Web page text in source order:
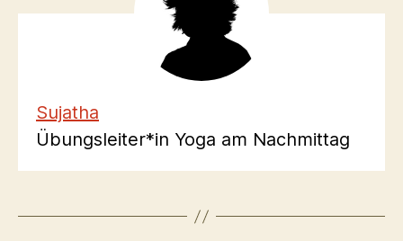
Sujatha
Übungsleiter*in Yoga am Nachmittag